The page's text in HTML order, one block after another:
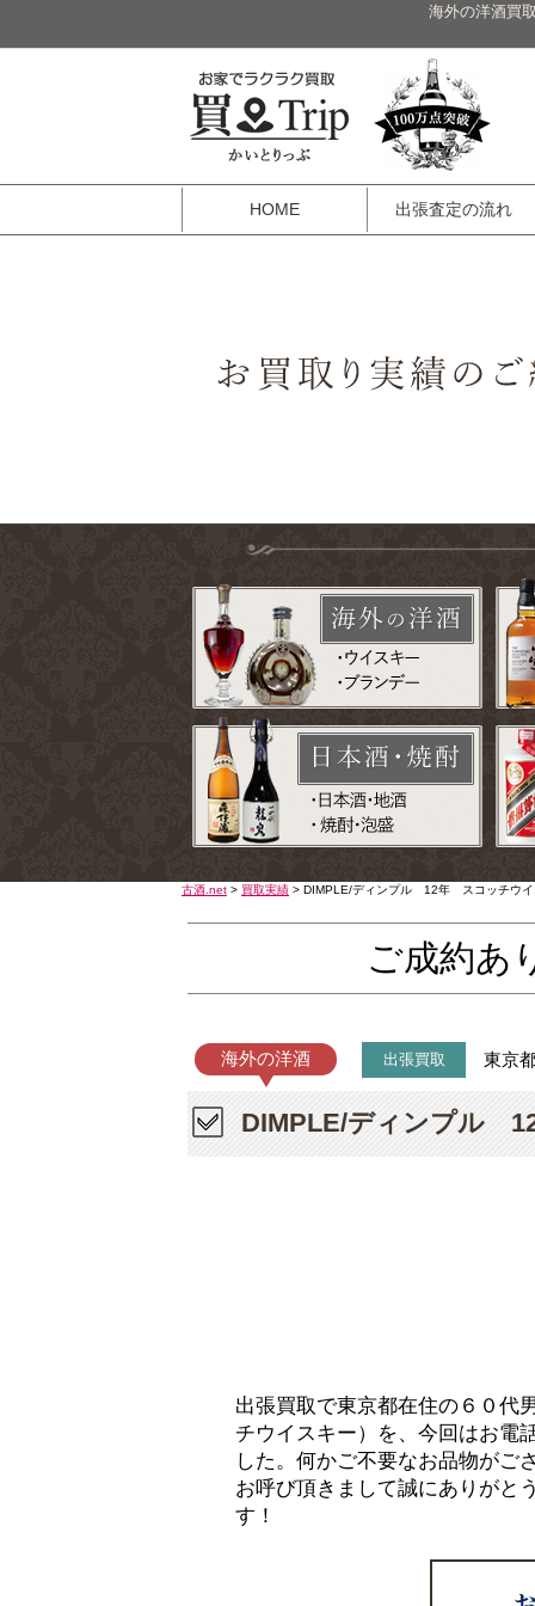
海外の洋酒買
HOME 出張査定の流れ
古酒.net > 買取実績 > DIMPLE/ディンプル 12年 スコッチウ
ご成約あ
海外の洋酒 出張買取 東京
DIMPLE/ディンプル
出張買取で東京都在住の６０
チウイスキー）を、今回はお電
した。何かご不要なお品物がご
お呼び頂きまして誠にありがと
す！